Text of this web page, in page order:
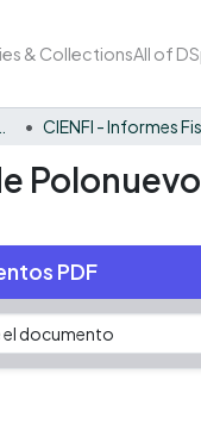
& CollectionsAll of
PDF